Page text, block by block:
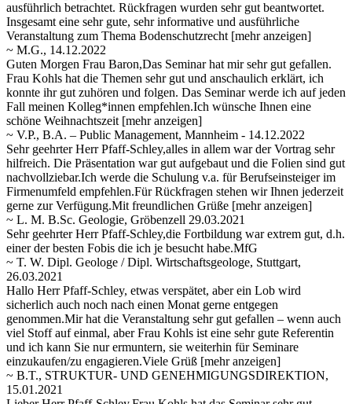
ausführlich betrachtet. Rückfragen wurden sehr gut beantwortet.
Insgesamt eine sehr gute, sehr informative und ausführliche
Veranstaltung zum Thema Bodenschutzrecht [mehr anzeigen]
~ M.G., 14.12.2022
Guten Morgen Frau Baron,Das Seminar hat mir sehr gut gefallen.
Frau Kohls hat die Themen sehr gut und anschaulich erklärt, ich
konnte ihr gut zuhören und folgen. Das Seminar werde ich auf jeden
Fall meinen Kolleg*innen empfehlen.Ich wünsche Ihnen eine
schöne Weihnachtszeit [mehr anzeigen]
~ V.P., B.A. – Public Management, Mannheim - 14.12.2022
Sehr geehrter Herr Pfaff-Schley,alles in allem war der Vortrag sehr
hilfreich. Die Präsentation war gut aufgebaut und die Folien sind gut
nachvollziebar.Ich werde die Schulung v.a. für Berufseinsteiger im
Firmenumfeld empfehlen.Für Rückfragen stehen wirIhnen jederzeit
gerne zur Verfügung.Mit freundlichen Grüße [mehr anzeigen]
~ L. M. B.Sc. Geologie, Gröbenzell 29.03.2021
Sehr geehrter Herr Pfaff-Schley,die Fortbildung war extrem gut, d.h.
einer der besten Fobis die ich je besucht habe.MfG
~ T. W. Dipl. Geologe / Dipl. Wirtschaftsgeologe, Stuttgart,
26.03.2021
Hallo Herr Pfaff-Schley, etwas verspätet, aber ein Lob wird
sicherlich auch noch nach einen Monat gerne entgegen
genommen.Mir hat die Veranstaltung sehr gut gefallen – wenn auch
viel Stoff auf einmal, aber Frau Kohls ist eine sehr gute Referentin
und ich kann Sie nur ermuntern, sie weiterhin für Seminare
einzukaufen/zu engagieren.Viele Grüß [mehr anzeigen]
~ B.T., STRUKTUR- UND GENEHMIGUNGSDIREKTION,
15.01.2021